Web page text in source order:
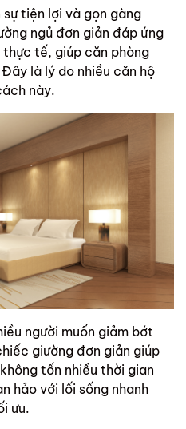
tiện lợi và gọn gàng
ngủ đơn giản đáp ứng
tế, giúp căn phòng
là lý do nhiều căn hộ
này.
người muốn giảm bớt
giường đơn giản giúp
tốn nhiều thời gian
hảo với lối sống nhanh
ưu.